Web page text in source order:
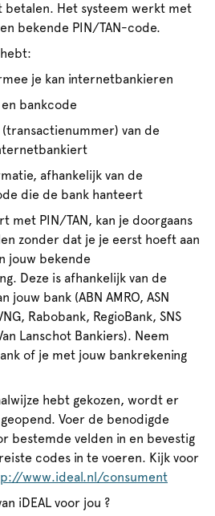
Het systeem werkt met
bekende PIN/TAN-code.
je kan internetbankieren
bankcode
van de
afhankelijk van de
die de bank hanteert
met PIN/TAN, kan je doorgaans
zonder dat je je eerst hoeft aan
jouw bekende
Deze is afhankelijk van de
jouw bank (ABN AMRO, ASN
Rabobank, RegioBank, SNS
Lanschot Bankiers). Neem
of je met jouw bankrekening
hebt gekozen, wordt er
Voer de benodigde
bestemde velden in en bevestig
codes in te voeren. Kijk voor
www.ideal.nl/consument
iDEAL voor jou ?